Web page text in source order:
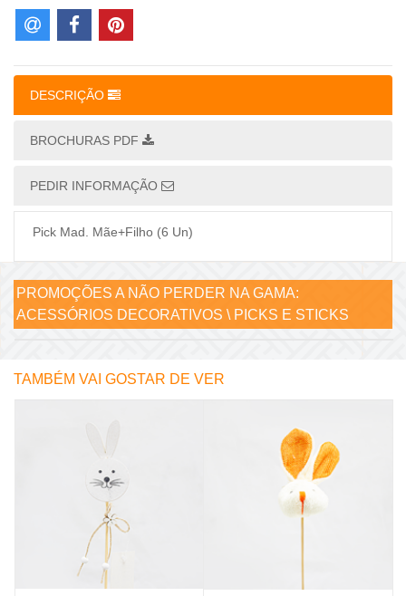
DESCRIÇÃO
BROCHURAS PDF
PEDIR INFORMAÇÃO
Pick Mad. Mãe+Filho (6 Un)
PROMOÇÕES A NÃO PERDER NA GAMA:
ACESSÓRIOS DECORATIVOS \ PICKS E STICKS
TAMBÉM VAI GOSTAR DE VER